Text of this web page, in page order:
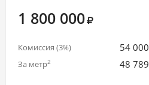
1 800 000
Комиссия (3%) 54 000
За метр2 48 789